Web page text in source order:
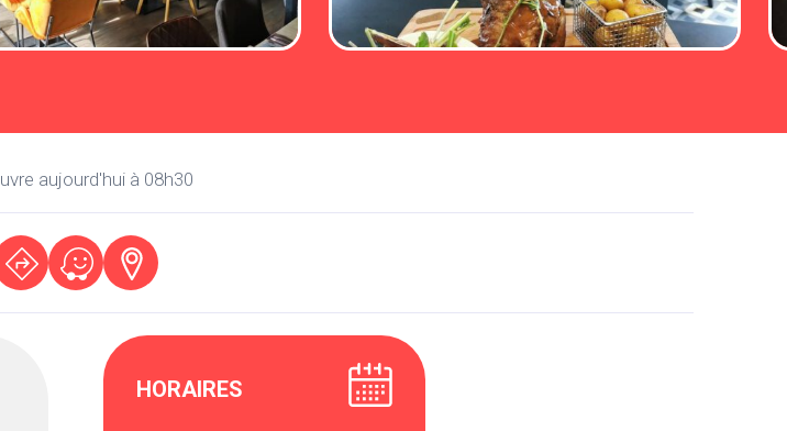
aujourd'hui à 08h30
HORAIRES